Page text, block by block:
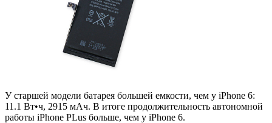
У старшей модели батарея большей емкости, чем у iPhone 6:
11.1 Вт•ч, 2915 мАч. В итоге продолжительность автономной
работы iPhone PLus больше, чем у iPhone 6.